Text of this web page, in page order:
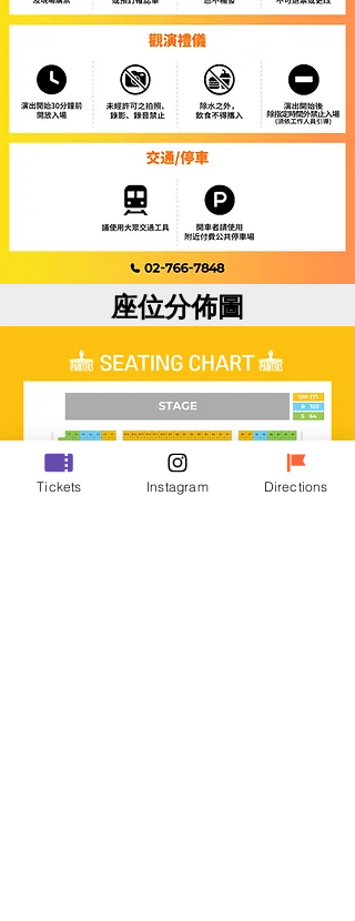
座位分佈圖
Tickets Instagram Directions